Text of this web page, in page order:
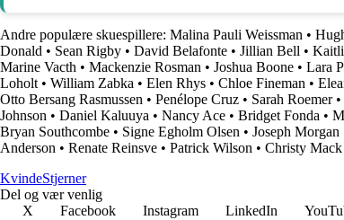
Andre populære skuespillere: Malina Pauli Weissman •
Donald • Sean Rigby • David Belafonte • Jillian Bell •
Marine Vacth • Mackenzie Rosman • Joshua Boone • Lara
Loholt • William Zabka • Elen Rhys • Chloe Fineman •
Otto Bersang Rasmussen • Penélope Cruz • Sarah Roemer•
Johnson • Daniel Kaluuya • Nancy Ace • Bridget Fonda •
Bryan Southcombe • Signe Egholm Olsen • Joseph Morgan
Anderson • Renate Reinsve • Patrick Wilson • Christy Mack
KvindeStjerner
Del og vær venlig
X
Facebook Instagram LinkedIn